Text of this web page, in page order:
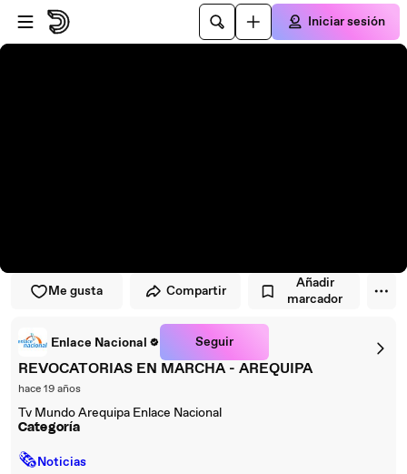
Saltar al reproductor
Saltar al contenido principal
Iniciar sesión
Me gusta Compartir
Añadir
marcador
Enlace Nacional Seguir
REVOCATORIAS EN MARCHA - AREQUIPA
hace 19 años
Tv Mundo Arequipa Enlace Nacional
Categoría
🗞Noticias